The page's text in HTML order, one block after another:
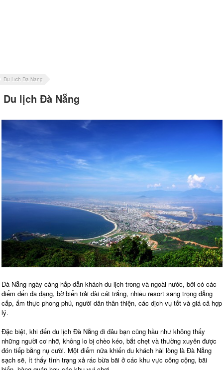
Du Lich Da Nang
Du lịch Đà Nẵng
Đà Nẵng ngày càng hấp dẫn khách du lịch trong và ngoài nước, bởi có các
điểm đến đa dạng, bờ biển trải dài cát trắng, nhiều resort sang trọng đẳng
cấp, ẩm thực phong phú, người dân thân thiện, các dịch vụ tốt và giá cả hợp
lý.
Đặc biệt, khi đến du lịch Đà Nẵng đi đâu bạn cũng hầu như không thấy
những người cơ nhỡ, không lo bị chèo kéo, bắt chẹt và thường xuyên được
đón tiếp bằng nụ cười. Một điểm nữa khiến du khách hài lòng là Đà Nẵng
sạch sẽ, ít thấy tình trạng xả rác bừa bãi ở các khu vực công cộng, bãi